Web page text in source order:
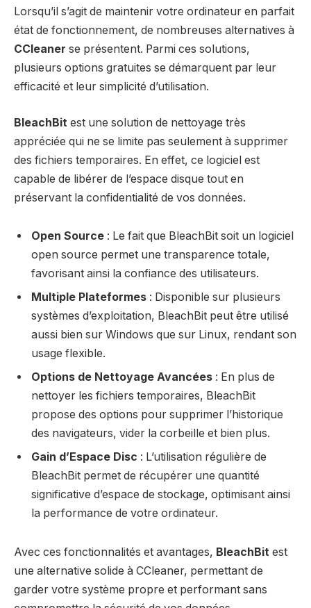
Lorsqu’il s’agit de maintenir votre ordinateur en parfait
état de fonctionnement, de nombreuses alternatives à
CCleaner se présentent. Parmi ces solutions,
plusieurs options gratuites se démarquent par leur
efficacité et leur simplicité d’utilisation.
BleachBit est une solution de nettoyage très
appréciée qui ne se limite pas seulement à supprimer
des fichiers temporaires. En effet, ce logiciel est
capable de libérer de l’espace disque tout en
préservant la confidentialité de vos données.
Open Source : Le fait que BleachBit soit un logiciel
open source permet une transparence totale,
favorisant ainsi la confiance des utilisateurs.
Multiple Plateformes : Disponible sur plusieurs
systèmes d’exploitation, BleachBit peut être utilisé
aussi bien sur Windows que sur Linux, rendant son
usage flexible.
Options de Nettoyage Avancées : En plus de
nettoyer les fichiers temporaires, BleachBit
propose des options pour supprimer l’historique
des navigateurs, vider la corbeille et bien plus.
Gain d’Espace Disc : L’utilisation régulière de
BleachBit permet de récupérer une quantité
significative d’espace de stockage, optimisant ainsi
la performance de votre ordinateur.
Avec ces fonctionnalités et avantages, BleachBit est
une alternative solide à CCleaner, permettant de
garder votre système propre et performant sans